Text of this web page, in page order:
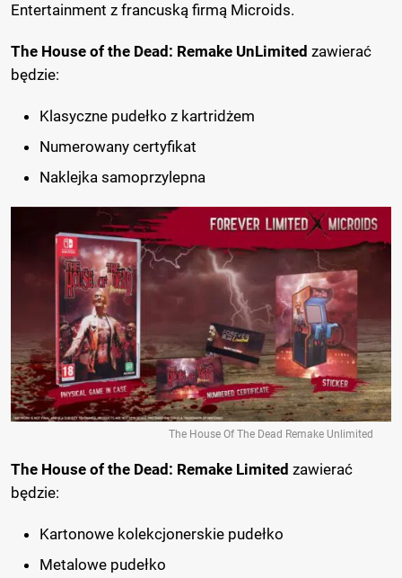
Entertainment z francuską firmą Microids.
The House of the Dead: Remake UnLimited zawierać
będzie:
Klasyczne pudełko z kartridżem
Numerowany certyfikat
Naklejka samoprzylepna
The House Of The Dead Remake Unlimited
The House of the Dead: Remake Limited zawierać
będzie:
Kartonowe kolekcjonerskie pudełko
Metalowe pudełko